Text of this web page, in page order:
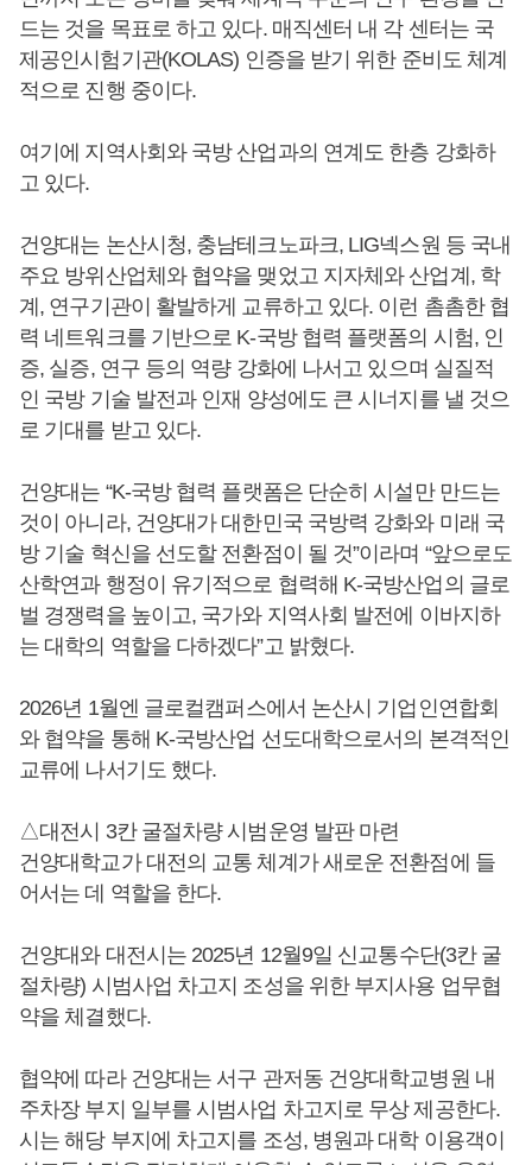
드는 것을 목표로 하고 있다. 매직센터 내 각 센터는 국
제공인시험기관(KOLAS) 인증을 받기 위한 준비도 체계
적으로 진행 중이다.
여기에 지역사회와 국방 산업과의 연계도 한층 강화하
고 있다.
건양대는 논산시청, 충남테크노파크, LIG넥스원 등 국내
주요 방위산업체와 협약을 맺었고 지자체와 산업계, 학
계, 연구기관이 활발하게 교류하고 있다. 이런 촘촘한 협
력 네트워크를 기반으로 K-국방 협력 플랫폼의 시험, 인
증, 실증, 연구 등의 역량 강화에 나서고 있으며 실질적
인 국방 기술 발전과 인재 양성에도 큰 시너지를 낼 것으
로 기대를 받고 있다.
건양대는 “K-국방 협력 플랫폼은 단순히 시설만 만드는
것이 아니라, 건양대가 대한민국 국방력 강화와 미래 국
방 기술 혁신을 선도할 전환점이 될 것”이라며 “앞으로도
산학연과 행정이 유기적으로 협력해 K-국방산업의 글로
벌 경쟁력을 높이고, 국가와 지역사회 발전에 이바지하
는 대학의 역할을 다하겠다”고 밝혔다.
2026년 1월엔 글로컬캠퍼스에서 논산시 기업인연합회
와 협약을 통해 K-국방산업 선도대학으로서의 본격적인
교류에 나서기도 했다.
△대전시 3칸 굴절차량 시범운영 발판 마련
건양대학교가 대전의 교통 체계가 새로운 전환점에 들
어서는 데 역할을 한다.
건양대와 대전시는 2025년 12월9일 신교통수단(3칸 굴
절차량) 시범사업 차고지 조성을 위한 부지사용 업무협
약을 체결했다.
협약에 따라 건양대는 서구 관저동 건양대학교병원 내
주차장 부지 일부를 시범사업 차고지로 무상 제공한다.
시는 해당 부지에 차고지를 조성, 병원과 대학 이용객이